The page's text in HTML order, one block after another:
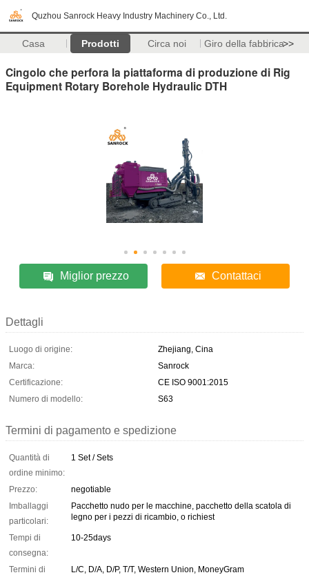
Quzhou Sanrock Heavy Industry Machinery Co., Ltd.
Casa Prodotti Circa noi Giro della fabbrica>>
Cingolo che perfora la piattaforma di produzione di Rig
Equipment Rotary Borehole Hydraulic DTH
Miglior prezzo Contattaci
Dettagli
Luogo di origine:
Zhejiang, Cina
Marca:
Sanrock
Certificazione:
CE ISO 9001:2015
Numero di modello:
S63
Termini di pagamento e spedizione
Quantità di
ordine minimo:
1 Set / Sets
Prezzo:
negotiable
Imballaggi
particolari:
Pacchetto nudo per le macchine, pacchetto della scatola di
legno per i pezzi di ricambio, o richiest
Tempi di
consegna:
10-25days
Termini di
L/C, D/A, D/P, T/T, Western Union, MoneyGram